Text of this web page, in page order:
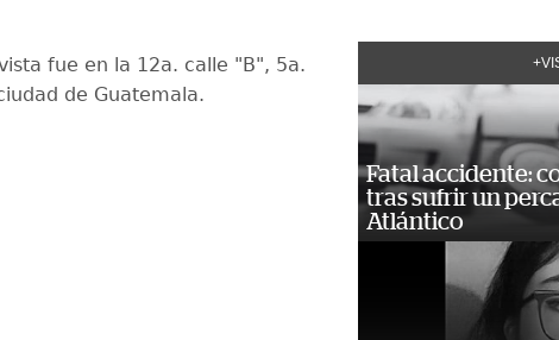
fue en la 12a. calle "B", 5a.
de Guatemala.
Fatal accidente:
tras sufrir un
Atlántico